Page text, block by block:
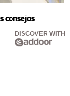
consejos
DISCOVER WITH